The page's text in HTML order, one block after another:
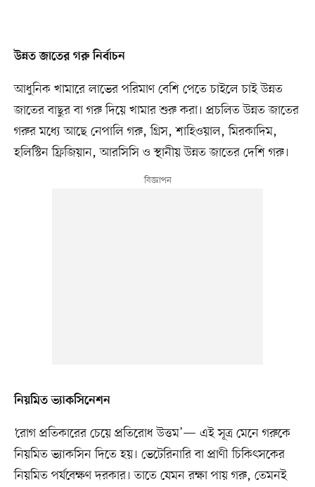
উন্নত জাতের গরু নির্বাচন
আধুনিক খামারে লাভের পরিমাণ বেশি পেতে চাইলে চাই উন্নত
জাতের বাছুর বা গরু দিয়ে খামার শুরু করা। প্রচলিত উন্নত জাতের
গরুর মধ্যে আছে নেপালি গরু, গ্রিস, শাহিওয়াল, মিরকাদিম,
হলিস্টিন ফ্রিজিয়ান, আরসিসি ও স্থানীয় উন্নত জাতের দেশি গরু।
নিয়মিত ভ্যাকসিনেশন
‘রোগ প্রতিকারের চেয়ে প্রতিরোধ উত্তম’— এই সূত্র মেনে গরুকে
নিয়মিত ভ্যাকসিন দিতে হয়। ভেটেরিনারি বা প্রাণী চিকিৎসকের
নিয়মিত পর্যবেক্ষণ দরকার। তাতে যেমন রক্ষা পায় গরু, তেমনই